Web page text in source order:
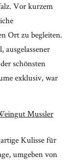
Vor kurzem
Ort zu begleiten.
schönsten
exklusiv, war
Mussler
Kulisse für
umgeben von